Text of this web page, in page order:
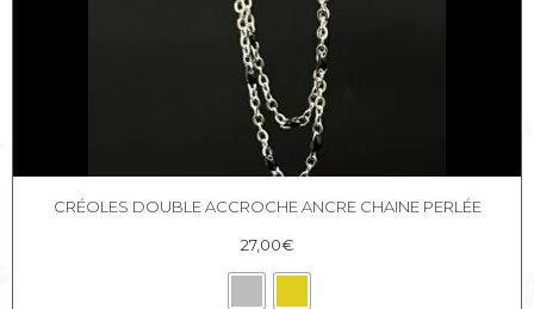
CRÉOLES DOUBLE ACCROCHE ANCRE CHAINE PERLÉE
27,00€